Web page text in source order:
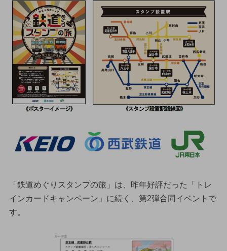
「鉄道めぐりスタンプの旅」は、昨年好評だった「トレ
インカードキャンペーン」に続く、第2弾合同イベントで
す。